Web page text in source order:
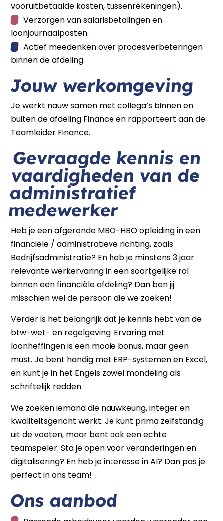
vooruitbetaalde kosten, tussenrekeningen).
Verzorgen van salarisbetalingen en
loonjournaalposten.
Actief meedenken over procesverbeteringen
binnen de afdeling.
Jouw werkomgeving
Je werkt nauw samen met collega’s binnen en
buiten de afdeling Finance en rapporteert aan de
Teamleider Finance.
Gevraagde kennis en
vaardigheden van de
administratief
medewerker
Heb je een afgeronde MBO-HBO opleiding in een
financiële / administratieve richting, zoals
Bedrijfsadministratie? En heb je minstens 3 jaar
relevante werkervaring in een soortgelijke rol
binnen een financiële afdeling? Dan ben jij
misschien wel de persoon die we zoeken!
Verder is het belangrijk dat je kennis hebt van de
btw-wet- en regelgeving. Ervaring met
loonheffingen is een mooie bonus, maar geen
must. Je bent handig met ERP-systemen en Excel,
en kunt je in het Engels zowel mondeling als
schriftelijk redden.
We zoeken iemand die nauwkeurig, integer en
kwaliteitsgericht werkt. Je kunt prima zelfstandig
uit de voeten, maar bent ook een echte
teamspeler. Sta je open voor veranderingen en
digitalisering? En heb je interesse in AI? Dan pas je
perfect in ons team!
Ons aanbod